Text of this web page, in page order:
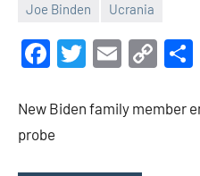
Joe Binden Ucrania
de
março
2023
GarrettFacebook
Twitter
Email
New Biden family member
probe